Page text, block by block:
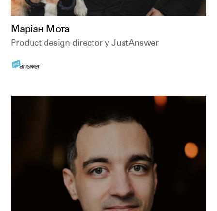
Маріан Мота
Product design director у JustAnswer